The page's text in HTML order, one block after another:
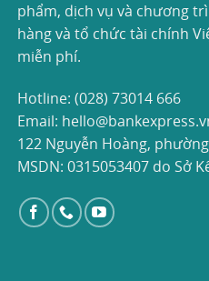
phẩm, dịch vụ và chương
hàng và tổ chức tài chính
miễn phí.
Hotline: (028) 73014 666
Email:
122 Nguyễn Hoàng,
MSDN: 0315053407 do Sở